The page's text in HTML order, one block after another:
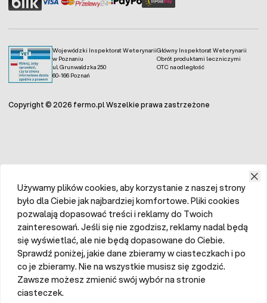
Wojewódzki Inspektorat Weterynarii
w Poznaniu
ul. Grunwaldzka 250
60-166 Poznań
Główny Inspektorat Weterynarii
Obrót produktami leczniczymi
OTC na odległość
Copyright © 2026 fermo.pl Wszelkie prawa zastrzeżone
Używamy plików cookies, aby korzystanie z naszej strony
było dla Ciebie jak najbardziej komfortowe. Pliki cookies
pozwalają dopasować treści i reklamy do Twoich
zainteresowań. Jeśli się nie zgodzisz, reklamy nadal będą
się wyświetlać, ale nie będą dopasowane do Ciebie.
Sprawdź poniżej, jakie dane zbieramy w ciasteczkach i po
co je zbieramy. Nie na wszystkie musisz się zgodzić.
Zawsze możesz zmienić swój wybór na stronie
ciasteczek.